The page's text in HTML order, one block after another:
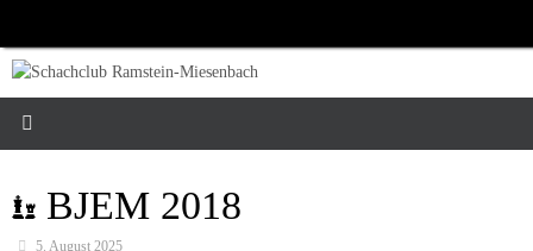
springen
BJEM 2018
5. August 2025